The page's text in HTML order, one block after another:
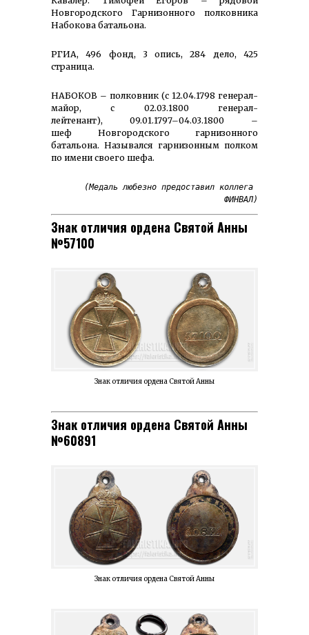
Новгородского Гарнизонного полковника
Набокова батальона.
РГИА, 496 фонд, 3 опись, 284 дело, 425
страница.
НАБОКОВ – полковник (с 12.04.1798 генерал-
майор, с 02.03.1800 генерал-
лейтенант), 09.01.1797–04.03.1800 –
шеф Новгородского гарнизонного
батальона. Назывался гарнизонным полком
по имени своего шефа.
(Медаль любезно предоставил коллега
ФИНВАЛ)
Знак отличия ордена Святой Анны
№57100
Знак отличия ордена Святой Анны
Знак отличия ордена Святой Анны
№60891
Знак отличия ордена Святой Анны